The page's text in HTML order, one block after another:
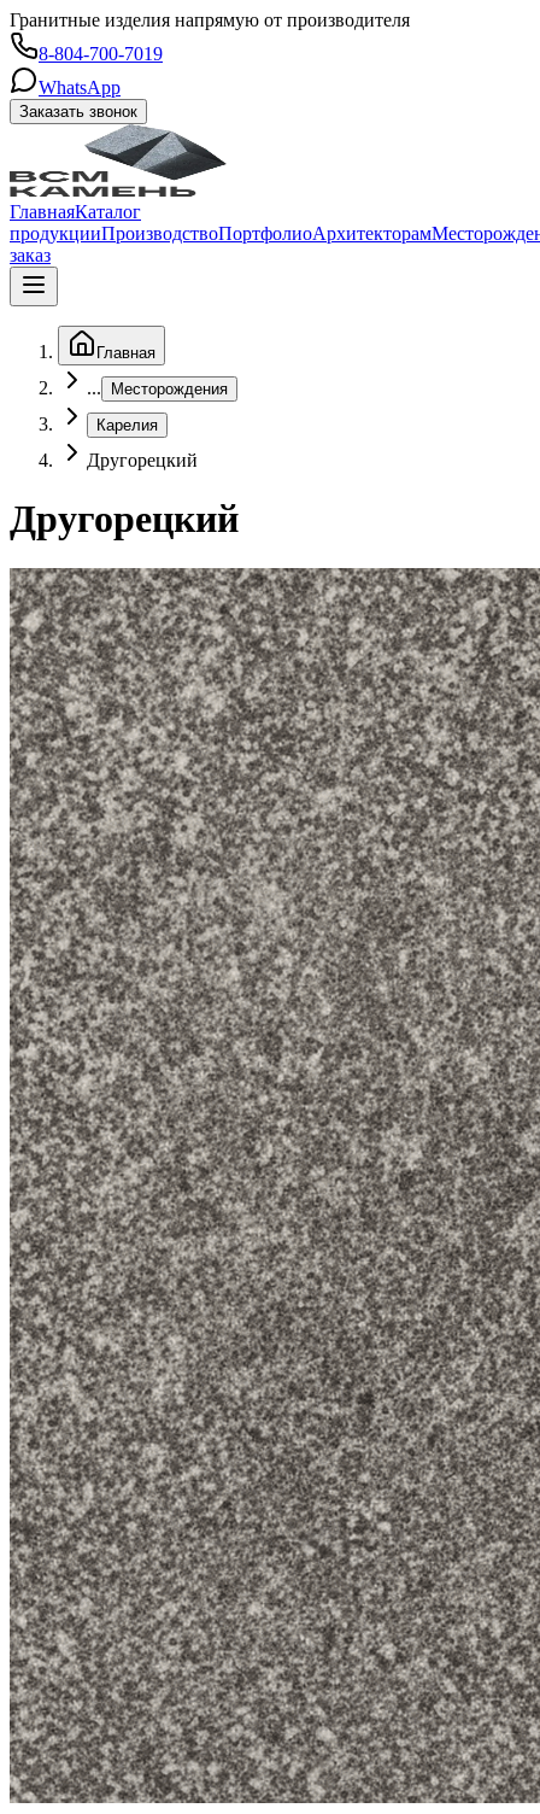
Гранитные изделия напрямую от производителя
8-804-700-7019
WhatsApp
Заказать звонок
ГлавнаяКаталог
продукцииПроизводствоПортфолиоАрхитекторам
заказ
Главная
...
Месторождения
Карелия
Другорецкий
Другорецкий